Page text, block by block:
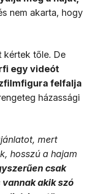
nem akarta, hogy
kértek tőle. De
egy videót
felfalja
házassági
mert
hosszú a hajam
csak
akik szó